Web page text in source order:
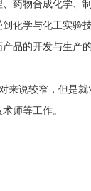
药物合成化学、
化学与化工实验
品的开发与生产的
来说较窄，但是
师等工作。